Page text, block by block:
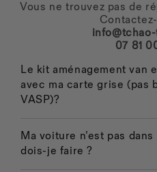
Vous ne trouvez pas de
07 81
Le kit aménagement van
avec ma carte grise (pas
VASP)?
Ma voiture n’est pas
dois-je faire ?